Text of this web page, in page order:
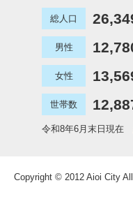
総人口
男性
女性
世帯数
令和8年6月末日現在
Copyright © 2012 Aioi City